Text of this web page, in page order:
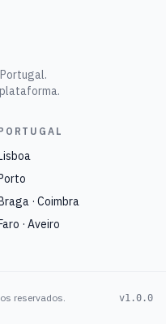
· Coimbra
· Aveiro
reservados. v1.0.0